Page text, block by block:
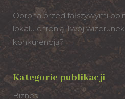
Obrona przed fałszywymi
lokalu chronią Twój
konkurencją?
Kategorie publikacji
Biznes